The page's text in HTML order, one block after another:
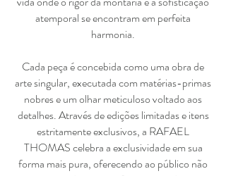
atemporal se encontram em perfeita
harmonia.
Cada peça é concebida como uma obra de
arte singular, executada com matérias-primas
nobres e um olhar meticuloso voltado aos
detalhes. Através de edições limitadas e itens
estritamente exclusivos, a RAFAEL
THOMAS celebra a exclusividade em sua
forma mais pura, oferecendo ao público não